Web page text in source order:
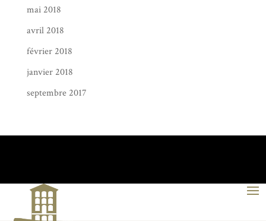
mai 2018
avril 2018
février 2018
janvier 2018
septembre 2017